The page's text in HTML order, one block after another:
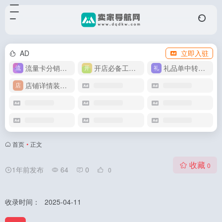
AD
立即入驻
流量卡分销代理
开店必备工具箱
礼品单中转同步单
店铺详情装修模版
首页 • 正文
1年前发布 64 0 0 收藏 0
收录时间： 2025-04-11